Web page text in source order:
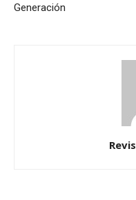
Generación